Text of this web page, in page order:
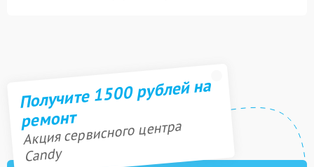
Получите 1500 рублей на
ремонт
Акция сервисного центра
Candy